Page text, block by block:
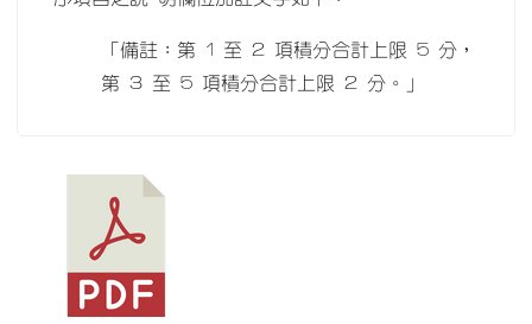
「備註：第 1 至 2 項積分合計上限 5 分，
第 3 至 5 項積分合計上限 2 分。」